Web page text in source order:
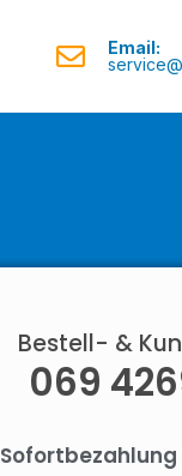
Email:
Bestell- &
069
Sofortbezahlung